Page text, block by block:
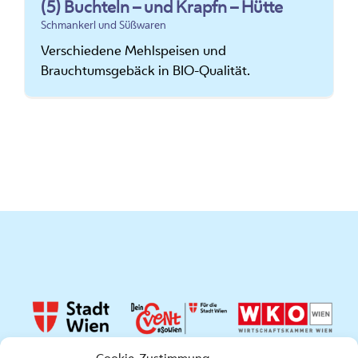
(5) Buchteln – und Krapfn – Hütte
Schmankerl und Süßwaren
Verschiedene Mehlspeisen und
Brauchtumsgebäck in BIO-Qualität.